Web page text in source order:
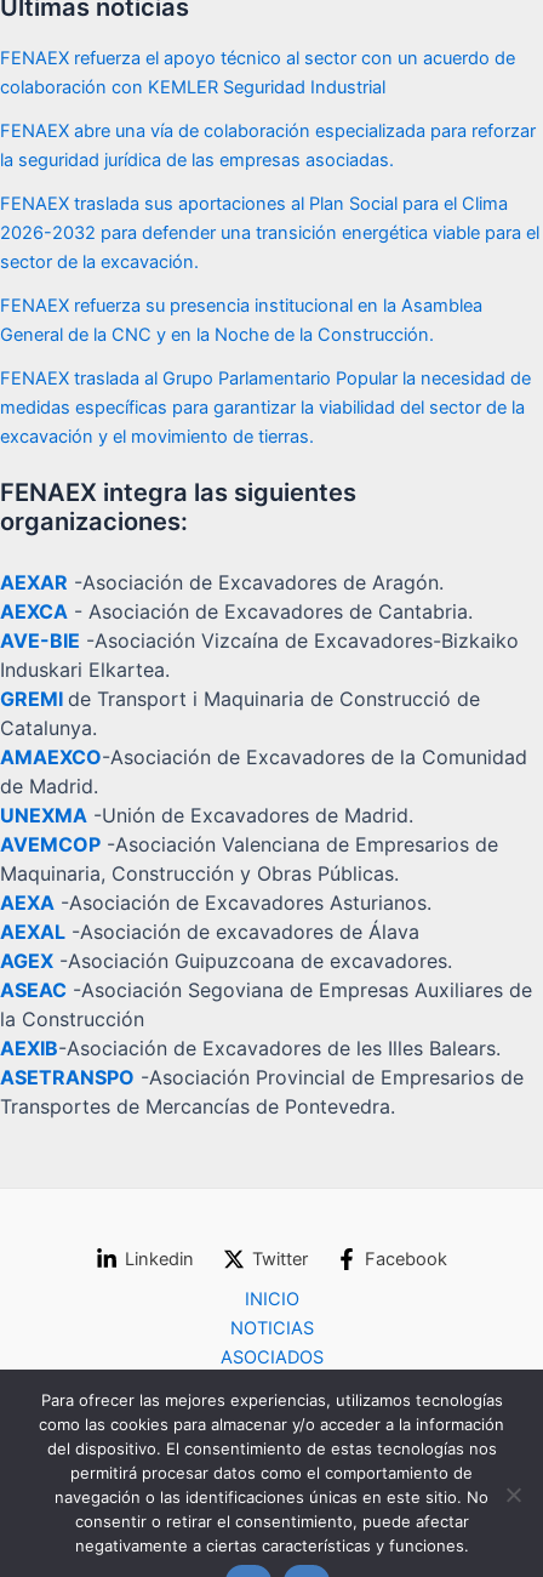
Últimas noticias
FENAEX refuerza el apoyo técnico al sector con un acuerdo de
colaboración con KEMLER Seguridad Industrial
FENAEX abre una vía de colaboración especializada para reforzar
la seguridad jurídica de las empresas asociadas.
FENAEX traslada sus aportaciones al Plan Social para el Clima
2026-2032 para defender una transición energética viable para el
sector de la excavación.
FENAEX refuerza su presencia institucional en la Asamblea
General de la CNC y en la Noche de la Construcción.
FENAEX traslada al Grupo Parlamentario Popular la necesidad de
medidas específicas para garantizar la viabilidad del sector de la
excavación y el movimiento de tierras.
FENAEX integra las siguientes
organizaciones:
AEXAR -Asociación de Excavadores de Aragón.
AEXCA - Asociación de Excavadores de Cantabria.
AVE-BIE -Asociación Vizcaína de Excavadores-Bizkaiko
Induskari Elkartea.
GREMI de Transport i Maquinaria de Construcció de
Catalunya.
AMAEXCO-Asociación de Excavadores de la Comunidad
de Madrid.
UNEXMA -Unión de Excavadores de Madrid.
AVEMCOP -Asociación Valenciana de Empresarios de
Maquinaria, Construcción y Obras Públicas.
AEXA -Asociación de Excavadores Asturianos.
AEXAL -Asociación de excavadores de Álava
AGEX -Asociación Guipuzcoana de excavadores.
ASEAC -Asociación Segoviana de Empresas Auxiliares de
la Construcción
AEXIB-Asociación de Excavadores de les Illes Balears.
ASETRANSPO -Asociación Provincial de Empresarios de
Transportes de Mercancías de Pontevedra.
Linkedin Twitter
Facebook
INICIO
NOTICIAS
ASOCIADOS
CONTACTO
Copyright © 2026 FENAEX
Para ofrecer las mejores experiencias, utilizamos tecnologías
como las cookies para almacenar y/o acceder a la información
del dispositivo. El consentimiento de estas tecnologías nos
permitirá procesar datos como el comportamiento de
navegación o las identificaciones únicas en este sitio. No
consentir o retirar el consentimiento, puede afectar
negativamente a ciertas características y funciones.